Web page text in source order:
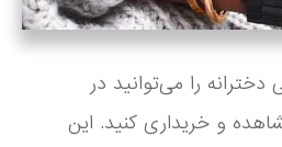
را می‌توانید در
و خریداری کنید. این